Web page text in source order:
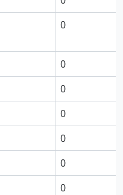
0
0
0
0
0
0
0